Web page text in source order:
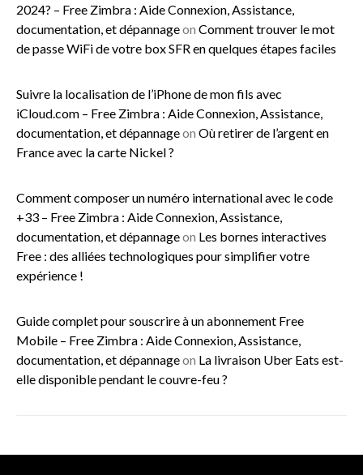
2024? – Free Zimbra : Aide Connexion, Assistance,
documentation, et dépannageon Comment trouver le mot
de passe WiFi de votre box SFR en quelques étapes faciles
Suivre la localisation de l’iPhone de mon fils avec
iCloud.com – Free Zimbra : Aide Connexion, Assistance,
documentation, et dépannageon Où retirer de l’argent en
France avec la carte Nickel ?
Comment composer un numéro international avec le code
+33 – Free Zimbra : Aide Connexion, Assistance,
documentation, et dépannageon Les bornes interactives
Free : des alliées technologiques pour simplifier votre
expérience !
Guide complet pour souscrire à un abonnement Free
Mobile – Free Zimbra : Aide Connexion, Assistance,
documentation, et dépannageon La livraison Uber Eats est-
elle disponible pendant le couvre-feu ?